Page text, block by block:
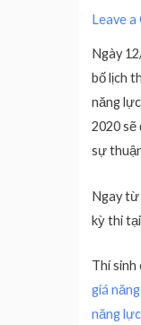
Leave a
Ngày
bố lịch
năng
2020
sự
Ngay từ
kỳ thi
Thí
giá
năng lực